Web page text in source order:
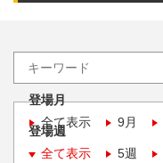
登場月
全て表示
9月
登場週
全て表示
5週